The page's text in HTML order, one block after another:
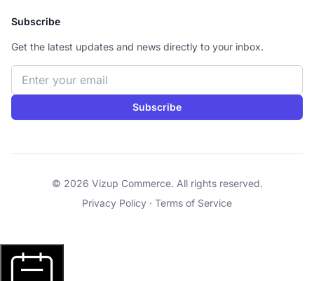
Subscribe
Get the latest updates and news directly to your inbox.
Email address
Subscribe
© 2026 Vizup Commerce. All rights reserved.
Privacy Policy · Terms of Service